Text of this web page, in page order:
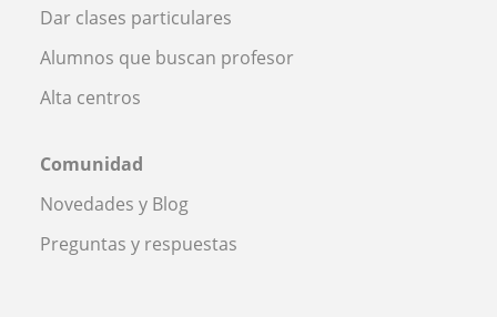
Dar clases particulares
Alumnos que buscan profesor
Alta centros
Comunidad
Novedades y Blog
Preguntas y respuestas